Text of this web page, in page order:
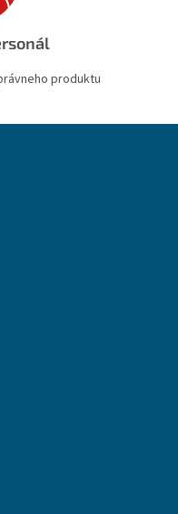
produktu